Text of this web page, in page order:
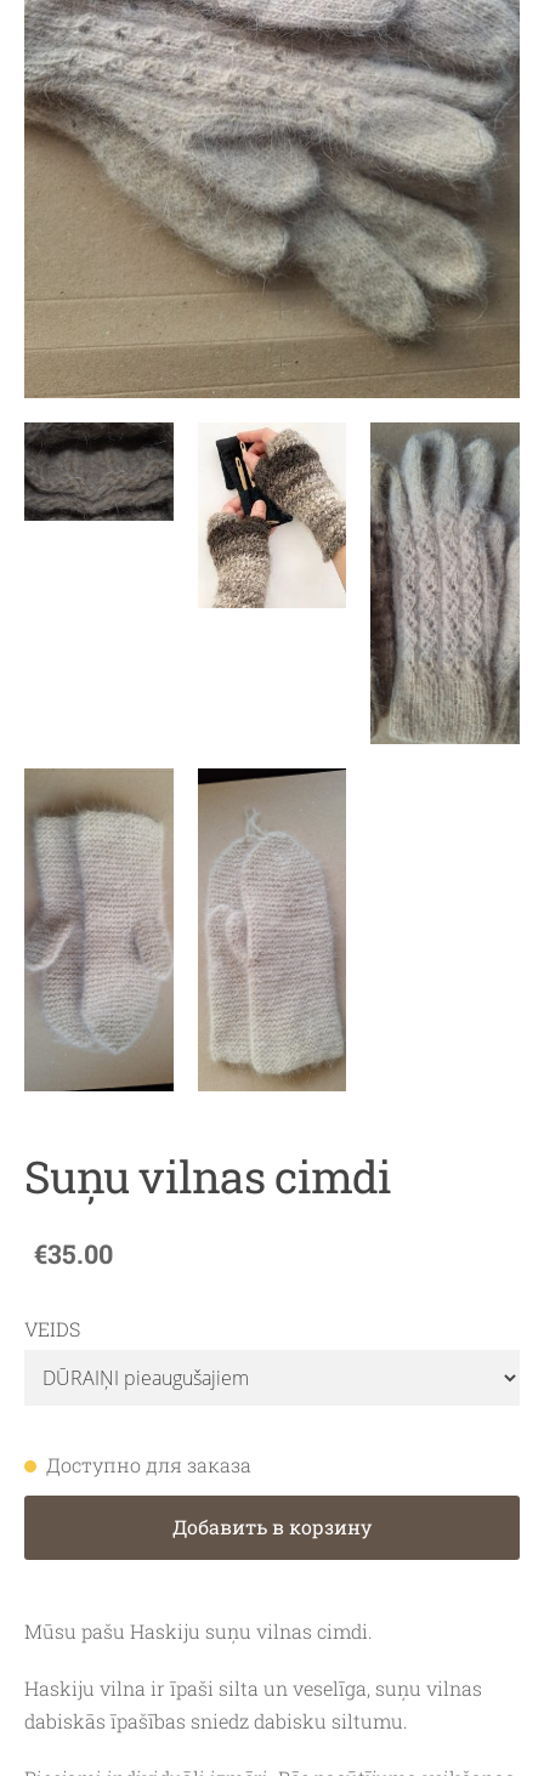
Suņu vilnas cimdi
€35.00
VEIDS
Доступно для заказа
Добавить в корзину
Mūsu pašu Haskiju suņu vilnas cimdi.
Haskiju vilna ir īpaši silta un veselīga, suņu vilnas
dabiskās īpašības sniedz dabisku siltumu.